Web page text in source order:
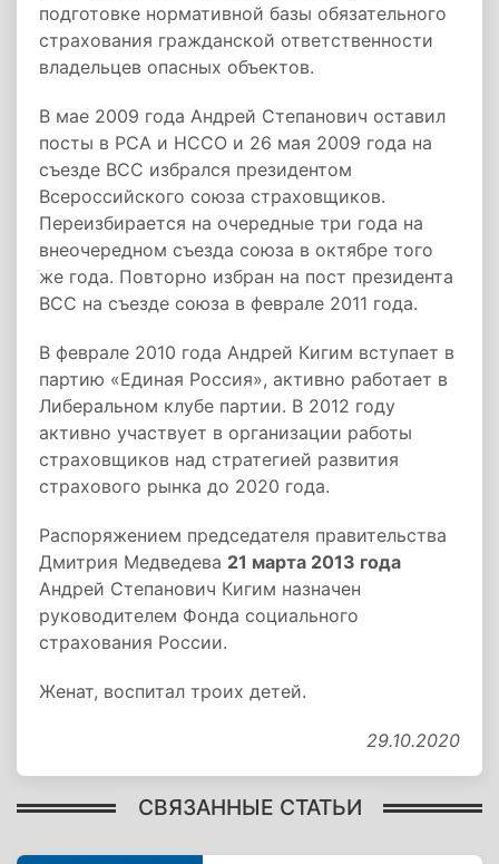
подготовке нормативной базы обязательного
страхования гражданской ответственности
владельцев опасных объектов.
В мае 2009 года Андрей Степанович оставил
посты в РСА и НССО и 26 мая 2009 года на
съезде ВСС избрался президентом
Всероссийского союза страховщиков.
Переизбирается на очередные три года на
внеочередном съезда союза в октябре того
же года. Повторно избран на пост президента
ВСС на съезде союза в феврале 2011 года.
В феврале 2010 года Андрей Кигим вступает в
партию «Единая Россия», активно работает в
Либеральном клубе партии. В 2012 году
активно участвует в организации работы
страховщиков над стратегией развития
страхового рынка до 2020 года.
Распоряжением председателя правительства
Дмитрия Медведева 21 марта 2013 года
Андрей Степанович Кигим назначен
руководителем Фонда социального
страхования России.
Женат, воспитал троих детей.
29.10.2020
СВЯЗАННЫЕ СТАТЬИ